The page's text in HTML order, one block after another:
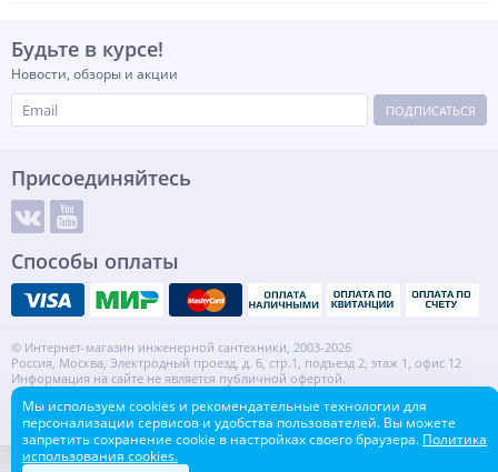
Будьте в курсе!
Новости, обзоры и акции
ПОДПИСАТЬСЯ
Присоединяйтесь
Способы оплаты
© Интернет-магазин инженерной сантехники, 2003-2026
Россия, Москва, Электродный проезд, д. 6, стр.1, подъезд 2, этаж 1, офис 12
Информация на сайте не является публичной офертой.
ИНН: 7720553918 КПП: 772001001
Контакты Карта сайта
Мы используем cookies и рекомендательные технологии для
персонализации сервисов и удобства пользователей. Вы можете
запретить сохранение cookie в настройках своего браузера. Политика
использования cookies.